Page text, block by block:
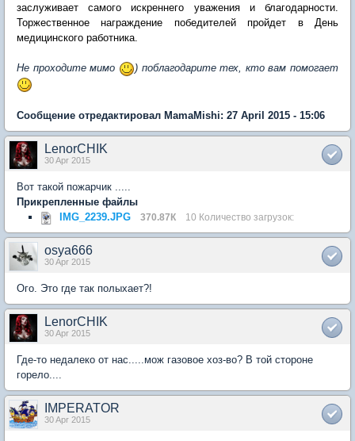
заслуживает самого искреннего уважения и благодарности.
Торжественное награждение победителей пройдет в День
медицинского работника.
Не проходите мимо ) поблагодарите тех, кто вам помогает
Сообщение отредактировал MamaMishi: 27 April 2015 - 15:06
LenorCHIK
30 Apr 2015
Вот такой пожарчик .....
Прикрепленные файлы
IMG_2239.JPG
370.87К 10 Количество загрузок:
osya666
30 Apr 2015
Ого. Это где так полыхает?!
LenorCHIK
30 Apr 2015
Где-то недалеко от нас.....мож газовое хоз-во? В той стороне
горело....
IMPERATOR
30 Apr 2015